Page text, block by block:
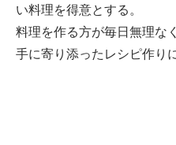
い料理を得意とする。
料理を作る方が毎日無理な
手に寄り添ったレシピ作り